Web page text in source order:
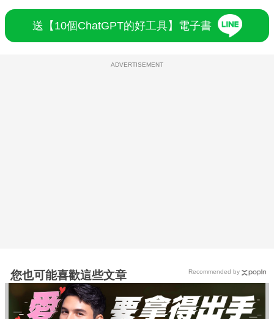
送【10個ChatGPT的好工具】電子書
ADVERTISEMENT
您也可能喜歡這些文章 Recommended by